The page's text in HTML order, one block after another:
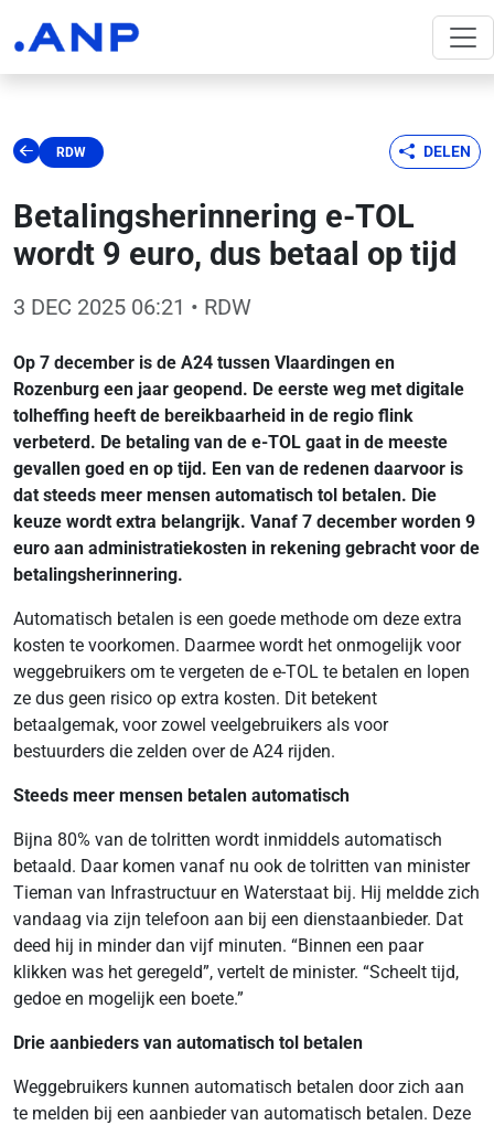
RDW DELEN
Betalingsherinnering e-TOL
wordt 9 euro, dus betaal op tijd
3 DEC 2025 06:21 • RDW
Op 7 december is de A24 tussen Vlaardingen en
Rozenburg een jaar geopend. De eerste weg met digitale
tolheffing heeft de bereikbaarheid in de regio flink
verbeterd. De betaling van de e-TOL gaat in de meeste
gevallen goed en op tijd. Een van de redenen daarvoor is
dat steeds meer mensen automatisch tol betalen. Die
keuze wordt extra belangrijk. Vanaf 7 december worden 9
euro aan administratiekosten in rekening gebracht voor de
betalingsherinnering.
Automatisch betalen is een goede methode om deze extra
kosten te voorkomen. Daarmee wordt het onmogelijk voor
weggebruikers om te vergeten de e-TOL te betalen en lopen
ze dus geen risico op extra kosten. Dit betekent
betaalgemak, voor zowel veelgebruikers als voor
bestuurders die zelden over de A24 rijden.
Steeds meer mensen betalen automatisch
Bijna 80% van de tolritten wordt inmiddels automatisch
betaald. Daar komen vanaf nu ook de tolritten van minister
Tieman van Infrastructuur en Waterstaat bij. Hij meldde zich
vandaag via zijn telefoon aan bij een dienstaanbieder. Dat
deed hij in minder dan vijf minuten. “Binnen een paar
klikken was het geregeld”, vertelt de minister. “Scheelt tijd,
gedoe en mogelijk een boete.”
Drie aanbieders van automatisch tol betalen
Weggebruikers kunnen automatisch betalen door zich aan
te melden bij een aanbieder van automatisch betalen. Deze